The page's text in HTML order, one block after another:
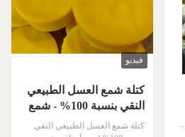
-
فيديو
كتلة شمع العسل الطبيعي
النقي بنسبة 100% - شمع
العسل الأصفر الآمن غذائيًا
كتلة شمع العسل الطبيعي النقي